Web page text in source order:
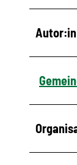
Autor:in